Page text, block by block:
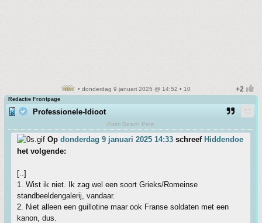
• donderdag 9 januari 2025 @ 14:52 • 10
Redactie Frontpage
Professionele-Idioot
Palm Beach Pete
Op donderdag 9 januari 2025 14:33 schreef Hiddendoe
het volgende:
[..]
1. Wist ik niet. Ik zag wel een soort Grieks/Romeinse
standbeeldengalerij, vandaar.
2. Niet alleen een guillotine maar ook Franse soldaten met een
kanon, dus.